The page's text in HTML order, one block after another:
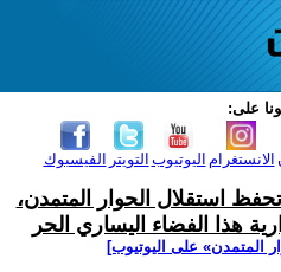
على:
الفيسبوك التويتر اليوتيوب الانستغرام
استقلال الحوار المتمدن،
هذا الفضاء اليساري الحر
المتمدن» على اليوتيوب]